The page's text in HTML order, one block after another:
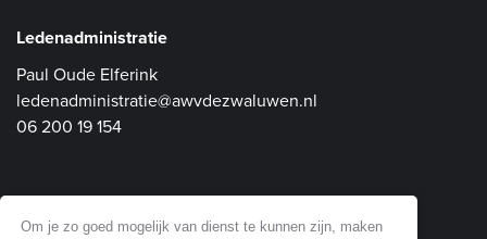
Om je zo goed mogelijk van dienst te kunnen zijn, maken
Ledenadministratie
Paul Oude Elferink
ledenadministratie@awvdezwaluwen.nl
06 200 19 154
Communicatie en Website